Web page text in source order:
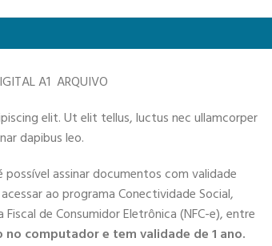
A1 ARQUIVO
elit. Ut elit tellus, luctus nec ullamcorper
dapibus leo.
possível assinar documentos com validade
ao programa Conectividade Social,
de Consumidor Eletrônica (NFC-e), entre
no computador e tem validade de 1 ano.